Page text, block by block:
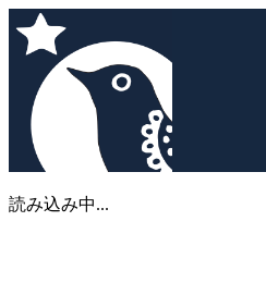
読み込み中...